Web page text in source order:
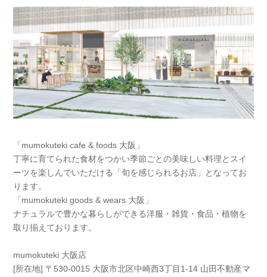
「mumokuteki cafe & foods 大阪」
丁寧に育てられた食材をつかい季節ごとの美味しい料理とスイ
ーツを楽しんでいただける「旬を感じられるお店」となってお
ります。
「mumokuteki goods & wears 大阪」
ナチュラルで豊かな暮らしができる洋服・雑貨・食品・植物を
取り揃えております。
mumokuteki 大阪店
[所在地] 〒530-0015 大阪市北区中崎西3丁目1-14 山田不動産マ